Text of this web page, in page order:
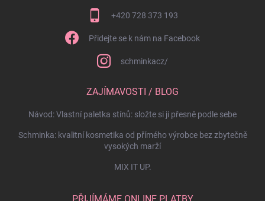
+420 728 373 193
Přidejte se k nám na Facebook
schminkacz/
ZAJÍMAVOSTI / BLOG
Návod: Vlastní paletka stínů: složte si ji přesně podle sebe
Schminka: kvalitní kosmetika od přímého výrobce bez zbytečně
vysokých marží
MIX IT UP.
PŘIJÍMÁME ONLINE PLATBY